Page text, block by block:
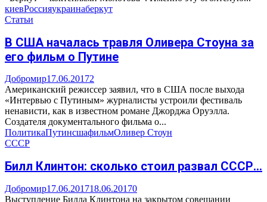
киевРоссияукраинаберкут
Статьи
В США началась травля Оливера Стоуна за
его фильм о Путине
Добромир17.06.20172
Американский режиссер заявил, что в США после выхода
«Интервью с Путиным» журналисты устроили фестиваль
ненависти, как в известном романе Джорджа Оруэлла.
Создателя документального фильма о...
ПолитикаПутинсшафильмОливер Стоун
СССР
Билл Клинтон: сколько стоил развал СССР…
Добромир17.06.201718.06.20170
Выступление Билла Клинтона на закрытом совещании